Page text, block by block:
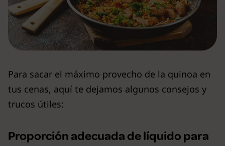
Para sacar el máximo provecho de la quinoa en
tus cenas, aquí te dejamos algunos consejos y
trucos útiles:
Proporción adecuada de líquido para